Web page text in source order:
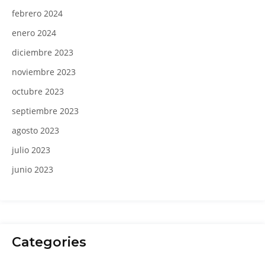
febrero 2024
enero 2024
diciembre 2023
noviembre 2023
octubre 2023
septiembre 2023
agosto 2023
julio 2023
junio 2023
Categories